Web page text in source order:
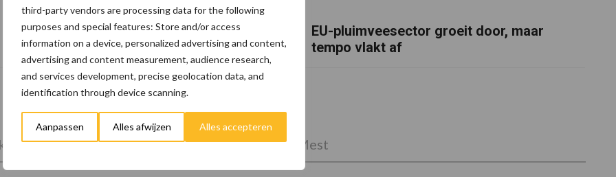
third-party vendors are processing data for the following
purposes and special features: Store and/or access
information on a device, personalized advertising and content,
advertising and content measurement, audience research,
and services development, precise geolocation data, and
identification through device scanning.
Aanpassen Alles afwijzen Alles accepteren
10 praktisch tips om je voor te bereiden
op mogelijke uitval van het stroomnet
EU-pluimveesector groeit door, maar
tempo vlakt af
Kies uw pluimveetak Huisvesting Mest